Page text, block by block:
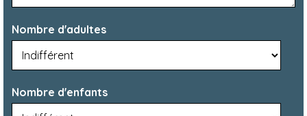
Nombre d'adultes
Nombre d'enfants